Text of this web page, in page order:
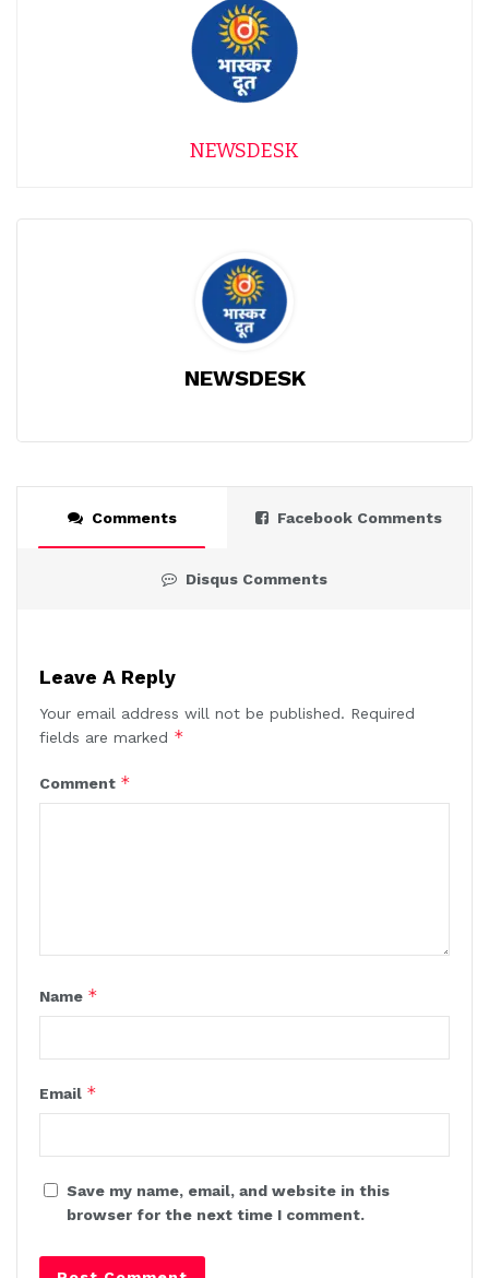
NEWSDESK
NEWSDESK
Comments Facebook Comments
Disqus Comments
Leave A Reply
Your email address will not be published. Required
fields are marked *
Comment *
Name *
Email *
Save my name, email, and website in this
browser for the next time I comment.